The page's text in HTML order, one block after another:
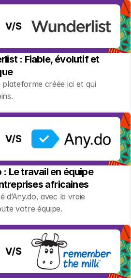
: Fiable, évolutif et
plateforme créée ici et qui
Le travail en équipe
africaines
d’Any.do, avec la vraie
votre équipe.